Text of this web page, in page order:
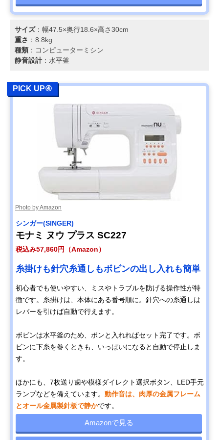
サイズ：幅47.5×奥行18.6×高さ30cm
重さ ：8.8kg
種類 ：コンピューターミシン
静音設計 ：水平釜
PICK UP④
Photo by Amazon
シンガー(SINGER)
モナミ ヌウ プラス SC227
税込み57,860円（Amazon）
糸掛けも針穴糸通しもボビンの出し入れも簡単
初心者でも使いやすい、ミスやトラブルを防げる操作性が特
徴です。糸掛けは、本体にある番号順に。針穴への糸通しは
レバーを引けば自動で行えます。
ボビンは水平釜のため、ポンと入れればセット完了です。ボ
ビンに下糸を巻くときも、いっぱいになると自動で停止しま
す。
ほかにも、7枚送り歯や模様ダイレクト選択ボタン、LED手元
ランプなどを備えています。 動作音は、肉厚の金属フレーム
とオール金属製針板で静かです。
Amazonで見る